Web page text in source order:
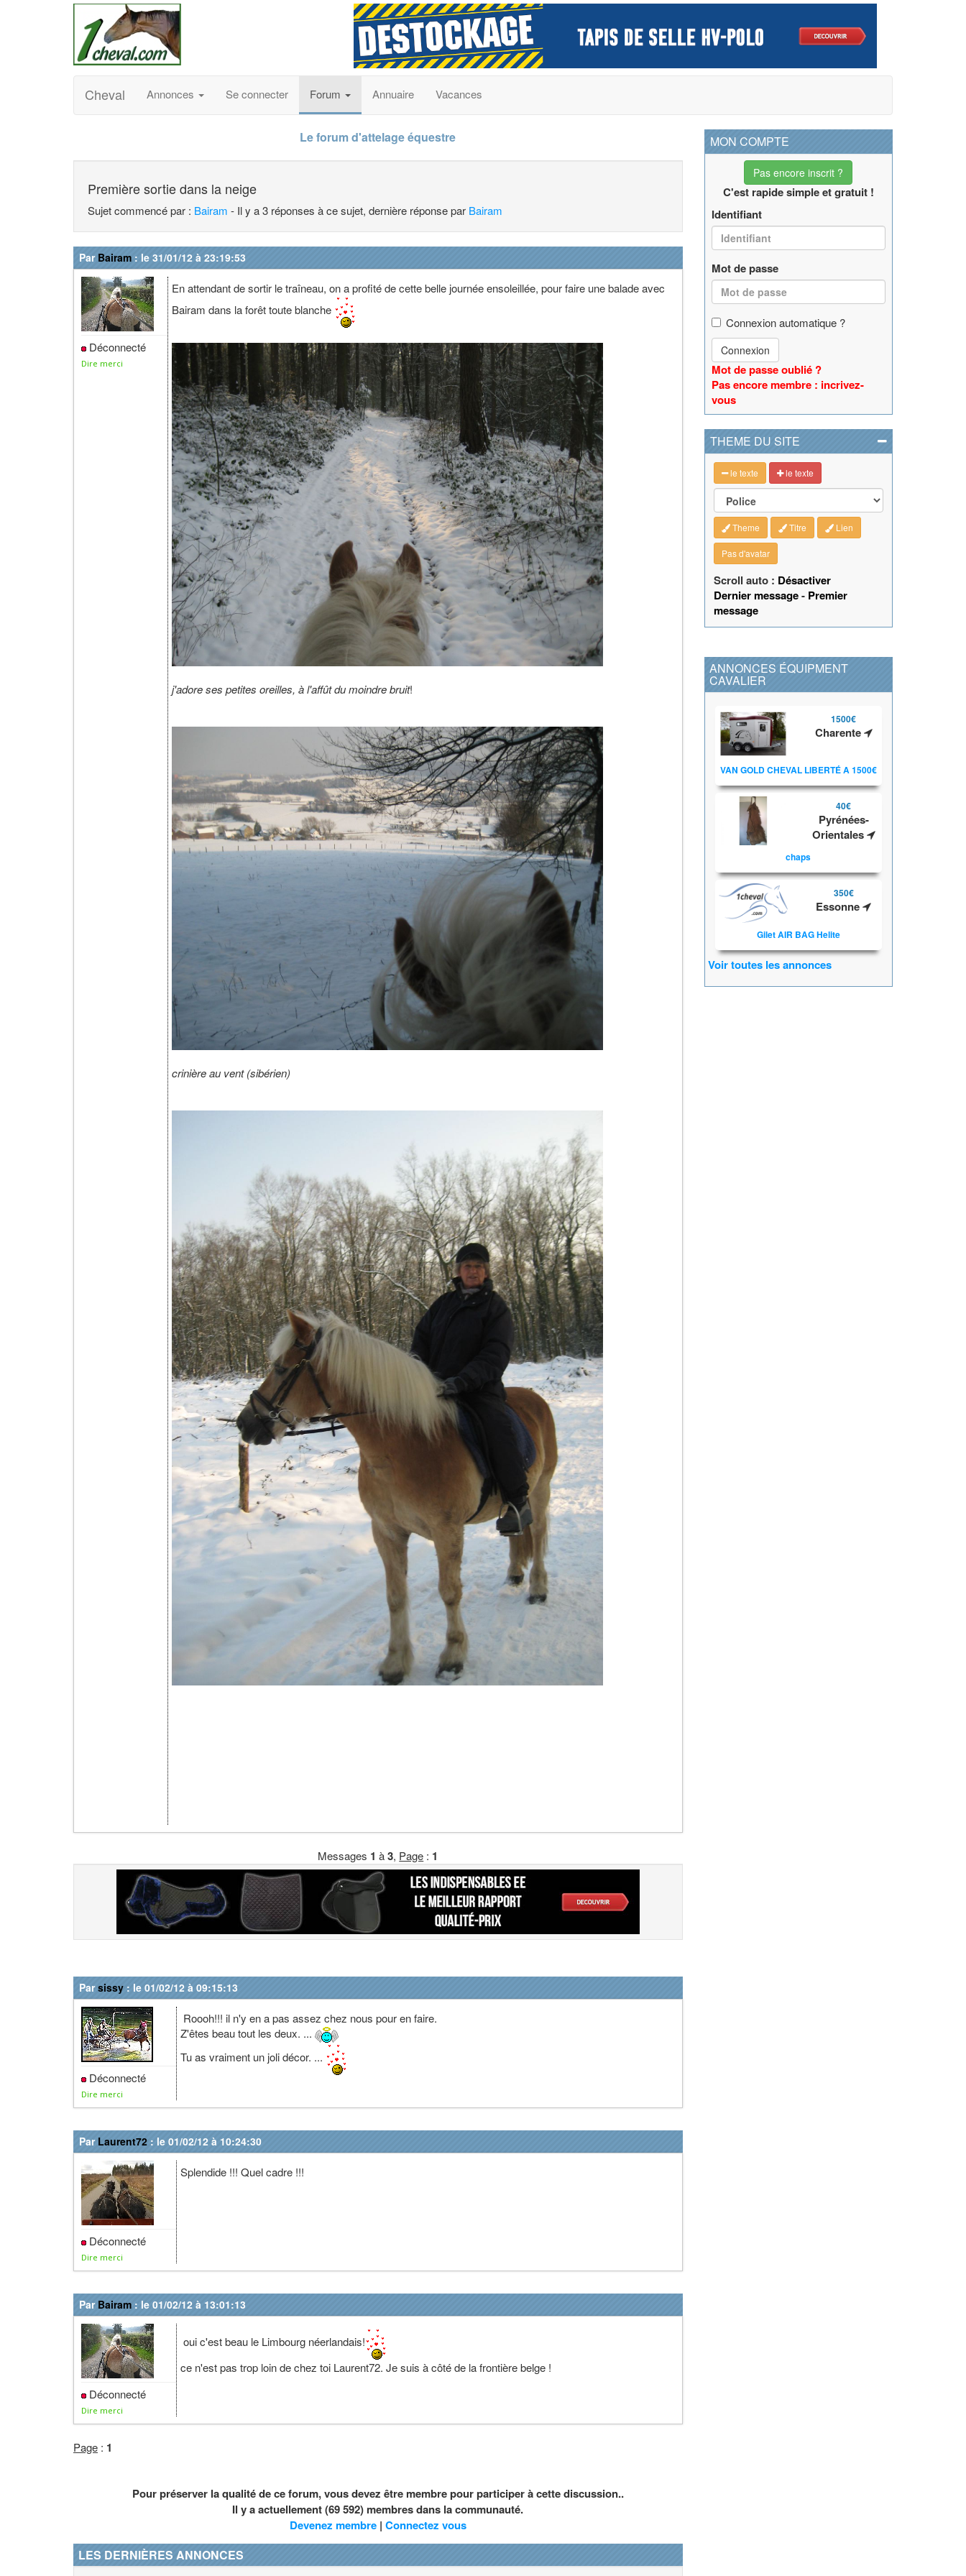
Cheval Annonces Se connecter Forum Annuaire Vacances
Le forum d'attelage équestre
Première sortie dans la neige
Sujet commencé par : Bairam - Il y a 3 réponses à ce sujet, dernière réponse par Bairam
Par Bairam : le 31/01/12 à 23:19:53
Déconnecté
Dire merci
En attendant de sortir le traîneau, on a profité de cette belle journée ensoleillée, pour faire une balade avec
Bairam dans la forêt toute blanche
j'adore ses petites oreilles, à l'affût du moindre bruit!
crinière au vent (sibérien)
Messages 1 à3, Page : 1
Parsissy : le 01/02/12 à 09:15:13
Déconnecté
Dire merci
Roooh!!! il n'y en a pas assez chez nous pour en faire.
Z'êtes beau tout les deux. ...
Tu as vraiment un joli décor. ...
Par Laurent72 : le 01/02/12 à 10:24:30
Déconnecté
Dire merci
Splendide !!! Quel cadre !!!
Par Bairam : le 01/02/12 à 13:01:13
Déconnecté
Dire merci
oui c'est beau le Limbourg néerlandais!
ce n'est pas trop loin de chez toi Laurent72. Je suis à côté de la frontière belge !
Page : 1
Pour préserver la qualité de ce forum, vous devez être membre pour participer à cette discussion..
Il y a actuellement (69 592) membres dans la communauté.
Devenez membre| Connectez vous
LES DERNIÈRES ANNONCES
MON COMPTE
Pas encore inscrit ?
C'est rapide simple et gratuit !
Identifiant
Mot de passe
Connexion automatique ?
Connexion
Mot de passe oublié ?
Pas encore membre : incrivez-
vous
THEME DU SITE
le texte le texte
Theme Titre Lien
Pas d'avatar
Scroll auto : Désactiver
Dernier message- Premier
message
ANNONCES ÉQUIPMENT
CAVALIER
1500€
Charente
VAN GOLD CHEVAL LIBERTÉ A 1500€
40€
Pyrénées-
Orientales
chaps
350€
Essonne
Gilet AIR BAG Helite
Voir toutes les annonces